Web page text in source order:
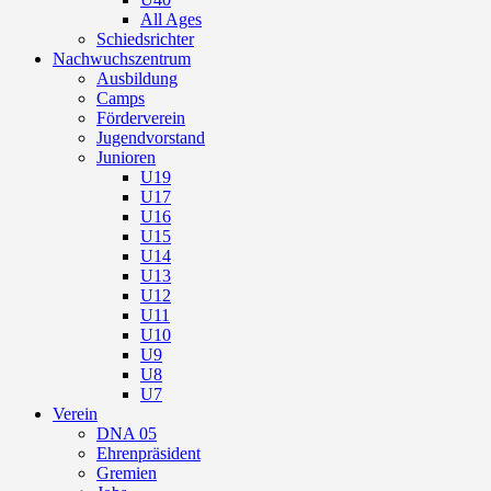
All Ages
Schiedsrichter
Nachwuchszentrum
Ausbildung
Camps
Förderverein
Jugendvorstand
Junioren
U19
U17
U16
U15
U14
U13
U12
U11
U10
U9
U8
U7
Verein
DNA 05
Ehrenpräsident
Gremien